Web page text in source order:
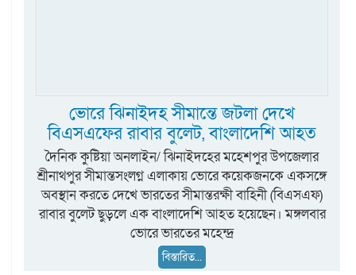
ভোরে ঝিনাইদহ সীমান্তে জটলা দেখে
বিএসএফের রাবার বুলেট, বাংলাদেশি আহত
দৈনিক কুষ্টিয়া অনলাইন/ ঝিনাইদহের মহেশপুর উপজেলার
শ্রীনাথপুর সীমান্তসংলগ্ন এলাকায় ভোরে কয়েকজনকে একসঙ্গে
অবস্থান করতে দেখে ভারতের সীমান্তরক্ষী বাহিনী (বিএসএফ)
রাবার বুলেট ছুড়লে এক বাংলাদেশি আহত হয়েছেন। মঙ্গলবার
ভোরে ভারতের মহেন্দ্র
বিস্তারিত...